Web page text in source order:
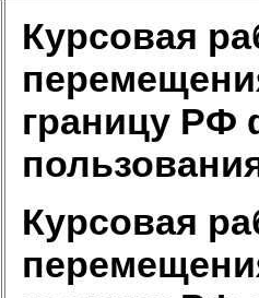
Курсовая
границу РФ
Курсовая